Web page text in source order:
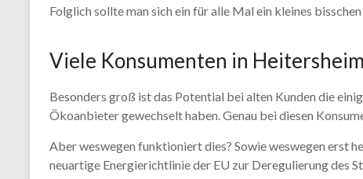
Folglich sollte man sich ein für alle Mal ein kleines
Viele Konsumenten in
Besonders groß ist das Potential bei alten Kunden die
Ökoanbieter gewechselt haben. Genau bei diesen
Aber weswegen funktioniert dies? Sowie weswegen erst
neuartige Energierichtlinie der EU zur Deregulierung